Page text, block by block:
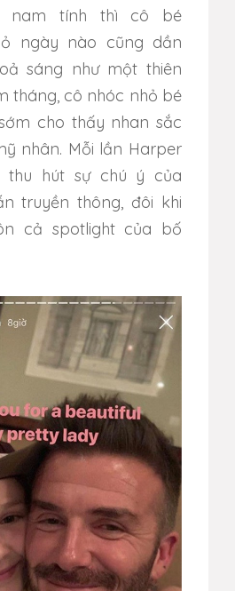
nam tính thì cô bé
ngày nào cũng dần
sáng như một thiên
tháng, cô nhóc nhỏ bé
cho thấy nhan sắc
nhân. Mỗi lần Harper
thu hút sự chú ý của
truyền thông, đôi khi
cả spotlight của bố